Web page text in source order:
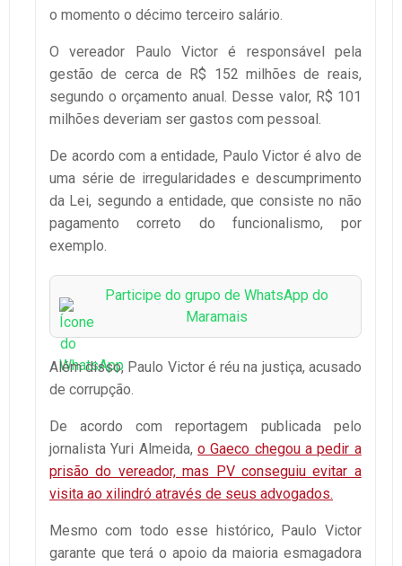
o momento o décimo terceiro salário.
O vereador Paulo Victor é responsável pela
gestão de cerca de R$ 152 milhões de reais,
segundo o orçamento anual. Desse valor, R$ 101
milhões deveriam ser gastos com pessoal.
De acordo com a entidade, Paulo Victor é alvo de
uma série de irregularidades e descumprimento
da Lei, segundo a entidade, que consiste no não
pagamento correto do funcionalismo, por
exemplo.
Participe do grupo de WhatsApp do
Maramais
Além disso, Paulo Victor é réu na justiça, acusado
de corrupção.
De acordo com reportagem publicada pelo
jornalista Yuri Almeida,o Gaeco chegou a pedir a
prisão do vereador, mas PV conseguiu evitar a
visita ao xilindró através de seus advogados.
Mesmo com todo esse histórico, Paulo Victor
garante que terá o apoio da maioria esmagadora